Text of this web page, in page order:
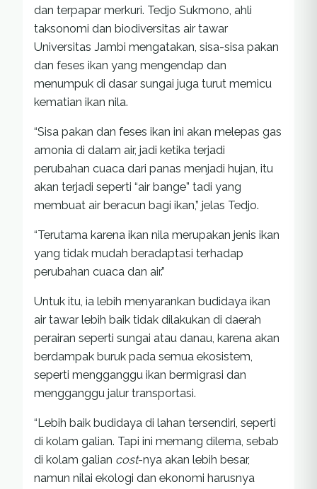
dan terpapar merkuri. Tedjo Sukmono, ahli
taksonomi dan biodiversitas air tawar
Universitas Jambi mengatakan, sisa-sisa pakan
dan feses ikan yang mengendap dan
menumpuk di dasar sungai juga turut memicu
kematian ikan nila.
“Sisa pakan dan feses ikan ini akan melepas gas
amonia di dalam air, jadi ketika terjadi
perubahan cuaca dari panas menjadi hujan, itu
akan terjadi seperti “air bange” tadi yang
membuat air beracun bagi ikan,” jelas Tedjo.
“Terutama karena ikan nila merupakan jenis ikan
yang tidak mudah beradaptasi terhadap
perubahan cuaca dan air.”
Untuk itu, ia lebih menyarankan budidaya ikan
air tawar lebih baik tidak dilakukan di daerah
perairan seperti sungai atau danau, karena akan
berdampak buruk pada semua ekosistem,
seperti mengganggu ikan bermigrasi dan
mengganggu jalur transportasi.
“Lebih baik budidaya di lahan tersendiri, seperti
di kolam galian. Tapi ini memang dilema, sebab
di kolam galian cost-nya akan lebih besar,
namun nilai ekologi dan ekonomi harusnya